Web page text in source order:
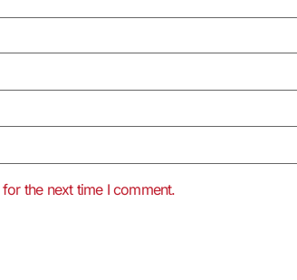
the next time I comment.